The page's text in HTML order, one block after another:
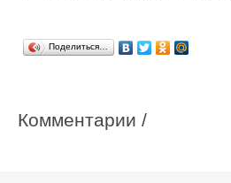
Поделиться…
Комментарии /